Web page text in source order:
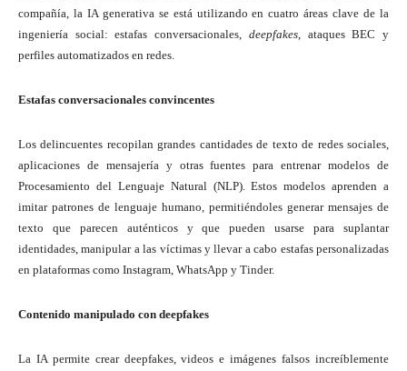
compañía, la IA generativa se está utilizando en cuatro áreas clave de la
ingeniería social: estafas conversacionales, deepfakes, ataques BEC y
perfiles automatizados en redes.
Estafas conversacionales convincentes
Los delincuentes recopilan grandes cantidades de texto de redes sociales,
aplicaciones de mensajería y otras fuentes para entrenar modelos de
Procesamiento del Lenguaje Natural (NLP). Estos modelos aprenden a
imitar patrones de lenguaje humano, permitiéndoles generar mensajes de
texto que parecen auténticos y que pueden usarse para suplantar
identidades, manipular a las víctimas y llevar a cabo estafas personalizadas
en plataformas como Instagram, WhatsApp y Tinder.
Contenido manipulado con deepfakes
La IA permite crear deepfakes, videos e imágenes falsos increíblemente